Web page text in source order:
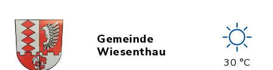
Gemeinde
Wiesenthau
30 °C